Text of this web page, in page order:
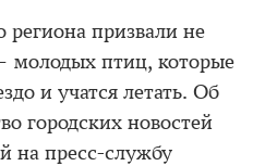
призвали не
молодых птиц, которые
и учатся летать. Об
городских новостей
на пресс-службу